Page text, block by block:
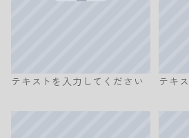
テキストを入力してください テキ